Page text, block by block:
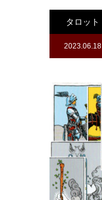
タロット
2023.06.18